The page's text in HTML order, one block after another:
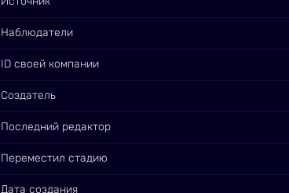
Наблюдатели
ID своей компании
Создатель
Последний редактор
Переместил стадию
Дата создания